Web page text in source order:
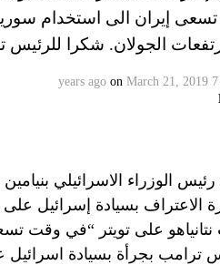
إيران الى استخدام
الجولان. شكرا
7 years ago
on March 21, 2019
الوزراء الاسرائيلي
على تويتر “في وقت
ترامب بجرأة بسيادة